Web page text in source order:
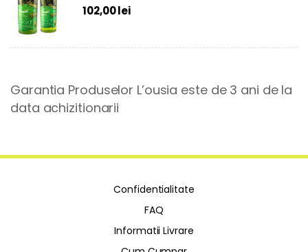
102,00lei
Garantia Produselor L’ousia este de 3 ani de la
data achizitionarii
Confidentialitate
FAQ
Informatii Livrare